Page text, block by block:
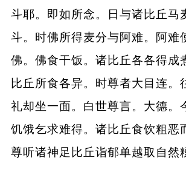
斗耶。即如所念。日与诸比丘马
斗。时佛所得麦分与阿难。阿难
佛。佛食干饭。诸比丘各各得成
比丘所食各异。时尊者大目连。
礼却坐一面。白世尊言。大德。
饥饿乞求难得。诸比丘食饮粗恶
尊听诸神足比丘诣郁单越取自然